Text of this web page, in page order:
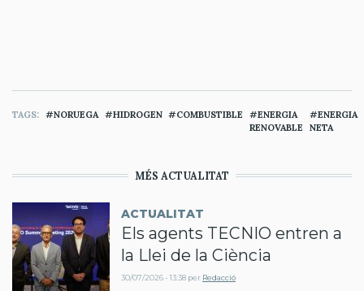
TAGS NORUEGA HIDROGEN COMBUSTIBLE
ENERGIA
RENOVABLE
ENERGIA
NETA
MÉS ACTUALITAT
ACTUALITAT
Els agents TECNIO entren a
la Llei de la Ciència
30/07/2026 - 13:38 per Redacció